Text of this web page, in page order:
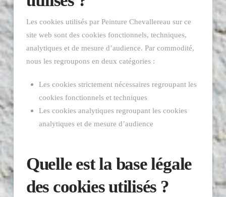
Les cookies utilisés par Peinture Chevallereau sur ce
site web sont des cookies fonctionnels, techniques,
analytiques et de mesure d’audience. Par commodité,
nous les regroupons en deux catégories :
Les cookies strictement nécessaires regroupant les
cookies fonctionnels et techniques
Les cookies analytiques regroupant les cookies
analytiques et de mesure d’audience
Quelle est la base légale
des cookies utilisés ?